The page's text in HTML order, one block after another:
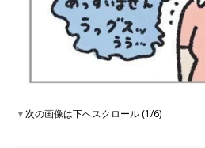
▼次の画像は下へスクロール (1/6)